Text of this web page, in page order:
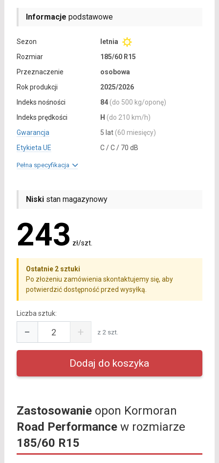
Informacje podstawowe
Sezon
letnia
Rozmiar
185/60 R15
Przeznaczenie
osobowa
Rok produkcji
2025/2026
Indeks nośności
84 (do 500 kg/oponę)
Indeks prędkości
H (do 210 km/h)
Gwarancja
5 lat (60 miesięcy)
Etykieta UE
C / C / 70 dB
Pełna specyfikacja
Niskistan magazynowy
243 zł/szt.
Ostatnie 2 sztuki
Po złożeniu zamówienia skontaktujemy się, aby
potwierdzić dostępność przed wysyłką.
Liczba sztuk:
− + z 2 szt.
Zastosowanieopon Kormoran
Road Performancew rozmiarze
185/60 R15